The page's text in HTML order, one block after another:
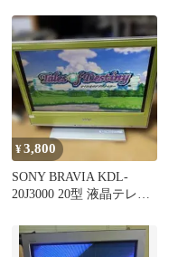
¥3,800
SONY BRAVIA KDL-
20J3000 20型 液晶テレビ